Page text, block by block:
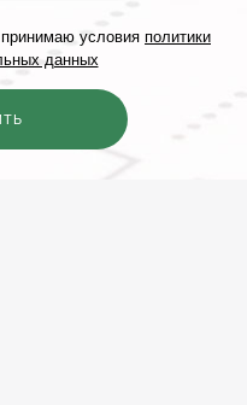
условия политики
данных